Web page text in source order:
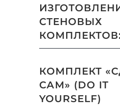
СТЕНОВЫХ
КОМПЛЕКТОВ:
КОМПЛЕКТ
САМ» (DO IT
YOURSELF)